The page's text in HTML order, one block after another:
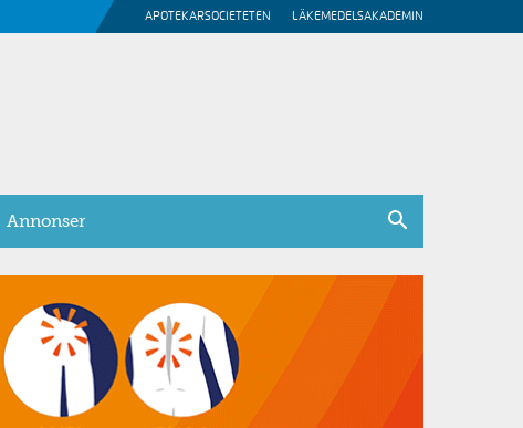
APOTEKARSOCIETETEN LÄKEMEDELSAKADEMIN
Annonser